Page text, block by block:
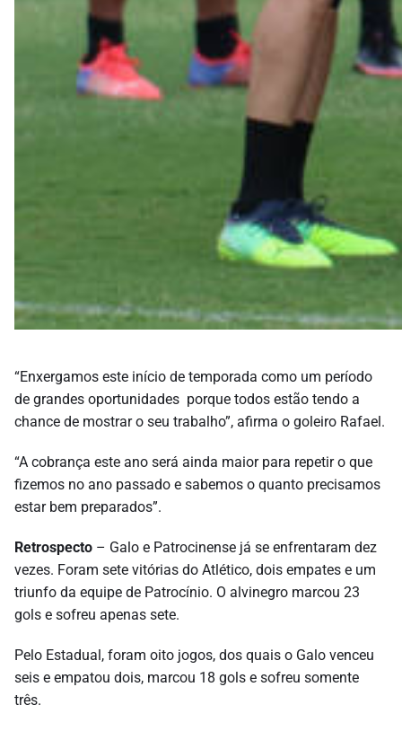
“Enxergamos este início de temporada como um período
de grandes oportunidades porque todos estão tendo a
chance de mostrar o seu trabalho”, afirma o goleiro Rafael.
“A cobrança este ano será ainda maior para repetir o que
fizemos no ano passado e sabemos o quanto precisamos
estar bem preparados”.
Retrospecto – Galo e Patrocinense já se enfrentaram dez
vezes. Foram sete vitórias do Atlético, dois empates e um
triunfo da equipe de Patrocínio. O alvinegro marcou 23
gols e sofreu apenas sete.
Pelo Estadual, foram oito jogos, dos quais o Galo venceu
seis e empatou dois, marcou 18 gols e sofreu somente
três.